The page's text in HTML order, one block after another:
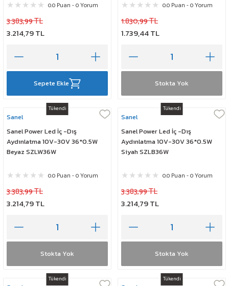
0.0 Puan - 0 Yorum
3.383,99 TL
3.214,79 TL
Sepete Ekle
0.0 Puan - 0 Yorum
1.830,99 TL
1.739,44 TL
Stokta Yok
Tükendi
Sanel
Sanel Power Led İç -Dış
Aydınlatma 10V-30V 36*0.5W
Beyaz SZLW36W
0.0 Puan - 0 Yorum
3.383,99 TL
3.214,79 TL
Stokta Yok
Tükendi
Sanel
Sanel Power Led İç -Dış
Aydınlatma 10V-30V 36*0.5W
Siyah SZLB36W
0.0 Puan - 0 Yorum
3.383,99 TL
3.214,79 TL
Stokta Yok
Tükendi Tükendi